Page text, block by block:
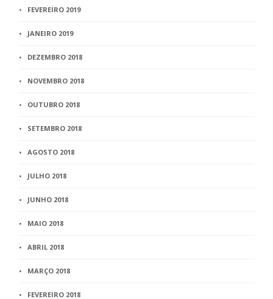
FEVEREIRO 2019
JANEIRO 2019
DEZEMBRO 2018
NOVEMBRO 2018
OUTUBRO 2018
SETEMBRO 2018
AGOSTO 2018
JULHO 2018
JUNHO 2018
MAIO 2018
ABRIL 2018
MARÇO 2018
FEVEREIRO 2018